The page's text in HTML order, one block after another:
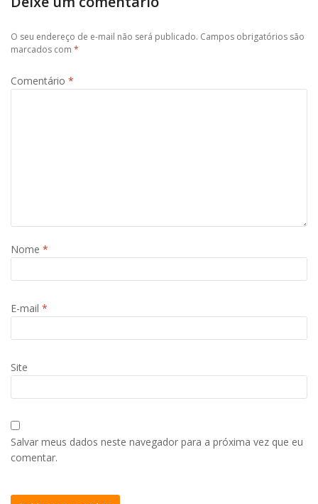
O seu endereço de e-mail não será publicado. Campos obrigatórios são
marcados com *
Comentário *
Nome *
E-mail *
Site
Salvar meus dados neste navegador para a próxima vez que eu
comentar.